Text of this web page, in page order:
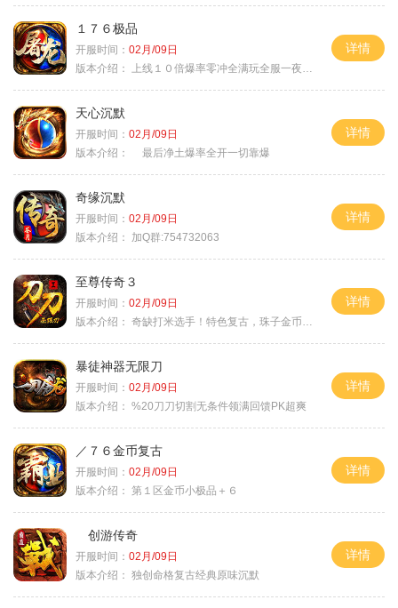
１７６极品
开服时间： 02月/09日
版本介绍：
上线１０倍爆率零冲全满玩全服一夜终极
详情
天心沉默
开服时间： 02月/09日
版本介绍：
最后净土爆率全开一切靠爆
详情
奇缘沉默
开服时间： 02月/09日
版本介绍：
加Q群:754732063
详情
至尊传奇３
开服时间： 02月/09日
版本介绍： 奇缺打米选手！特色复古，珠子金币释放珠子
详情
暴徒神器无限刀
开服时间： 02月/09日
版本介绍： %20刀刀切割无条件领满回馈PK超爽
详情
／７６金币复古
开服时间： 02月/09日
版本介绍： 第１区金币小极品＋６
详情
创游传奇
开服时间： 02月/09日
版本介绍： 独创命格复古经典原味沉默
详情